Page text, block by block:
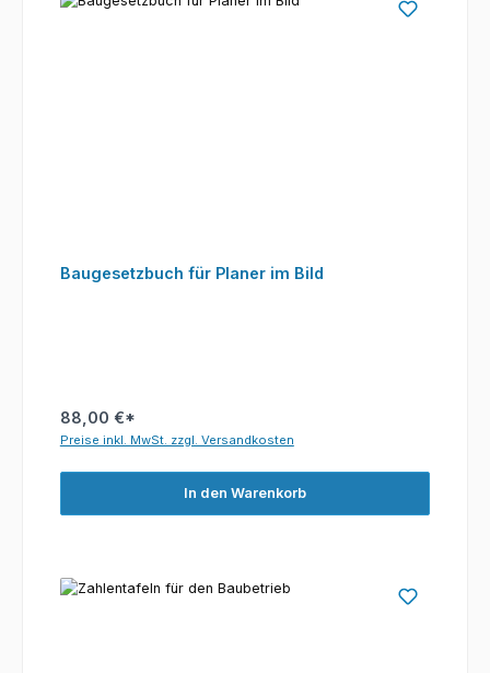
Baugesetzbuch für Planer im Bild
88,00 €*
Preise inkl. MwSt. zzgl. Versandkosten
In den Warenkorb